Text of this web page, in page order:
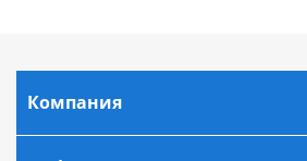
Компания